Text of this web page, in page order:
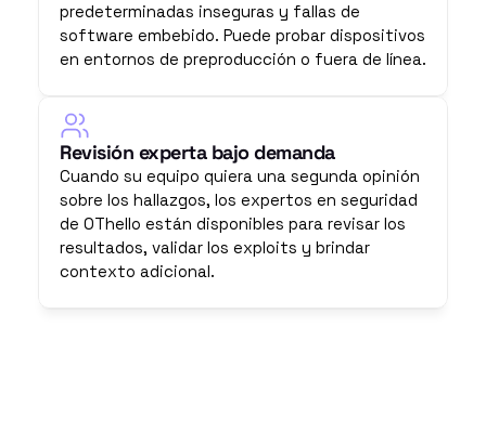
predeterminadas inseguras y fallas de
software embebido. Puede probar dispositivos
en entornos de preproducción o fuera de línea.
Revisión experta bajo demanda
Cuando su equipo quiera una segunda opinión
sobre los hallazgos, los expertos en seguridad
de OThello están disponibles para revisar los
resultados, validar los exploits y brindar
contexto adicional.